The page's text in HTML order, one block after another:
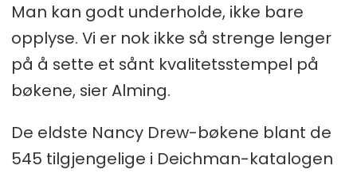
Man kan godt underholde, ikke bare
opplyse. Vi er nok ikke så strenge lenger
på å sette et sånt kvalitetsstempel på
bøkene, sier Alming.
De eldste Nancy Drew-bøkene blant de
545 tilgjengelige i Deichman-katalogen